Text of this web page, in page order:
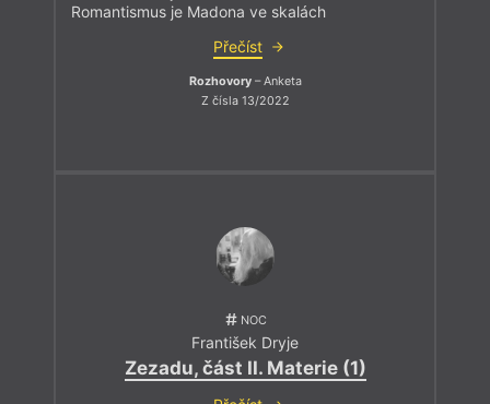
Romantismus je Madona ve skalách
Přečíst
Rozhovory– Anketa
Z čísla 13/2022
NOC
František Dryje
Zezadu, část II. Materie (1)